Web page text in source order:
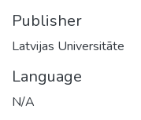
Publisher
Latvijas Universitāte
Language
N/A